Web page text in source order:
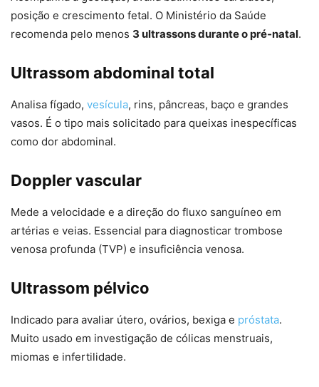
posição e crescimento fetal. O Ministério da Saúde
recomenda pelo menos 3 ultrassons durante o pré‑natal.
Ultrassom abdominal total
Analisa fígado, vesícula, rins, pâncreas, baço e grandes
vasos. É o tipo mais solicitado para queixas inespecíficas
como dor abdominal.
Doppler vascular
Mede a velocidade e a direção do fluxo sanguíneo em
artérias e veias. Essencial para diagnosticar trombose
venosa profunda (TVP) e insuficiência venosa.
Ultrassom pélvico
Indicado para avaliar útero, ovários, bexiga e próstata.
Muito usado em investigação de cólicas menstruais,
miomas e infertilidade.